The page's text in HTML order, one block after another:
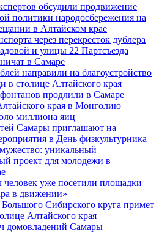
обсудили продвижение
политики народосбережения на
в Алтайском крае
через перекресток дублера
и улицы 22 Партсъезда
в Самаре
направили на благоустройство
в столице Алтайского края
продлили в Самаре
края в Монголию
миллиона яиц
Самары приглашают на
в День физкультурника
уникальный
проект для молодежи в
человек уже посетили площадки
в движении»
Сибирского круга примет
Алтайского края
домовладений Самары